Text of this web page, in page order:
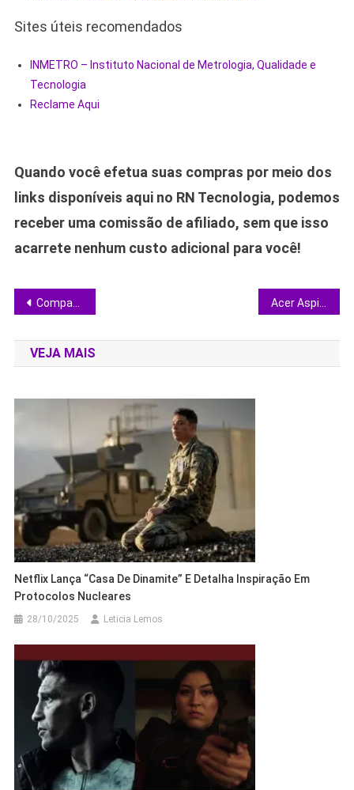
Sites úteis recomendados
INMETRO – Instituto Nacional de Metrologia, Qualidade e
Tecnologia
Reclame Aqui
Quando você efetua suas compras por meio dos
links disponíveis aqui no RN Tecnologia, podemos
receber uma comissão de afiliado, sem que isso
acarrete nenhum custo adicional para você!
Navegação
de
Post
Comparativo detalha qual caixa de som Bluetooth até 20 W entrega o melhor custo-benefício em 2024 Acer Aspire 5 com Ryzen 5, 16 GB de RAM e SSD de 512 GB: vale a compra na oferta?
VEJA MAIS
Netflix Lança “Casa De Dinamite” E Detalha Inspiração Em
Protocolos Nucleares
28/10/2025 Leticia Lemos